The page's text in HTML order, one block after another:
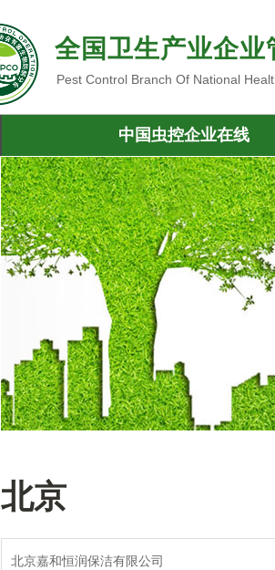
全国卫生产业企
Pest Control Branch Of National
中国虫控企业在线
北京
北京嘉和恒润保洁有限公司